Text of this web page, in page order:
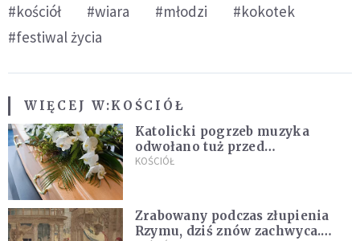
#kościół #wiara #młodzi
#kokotek
#festiwal życia
WIĘCEJ W:KOŚCIÓŁ
Katolicki pogrzeb muzyka
odwołano tuż przed
uroczystością. Powodem była
KOŚCIÓŁ
Zrabowany podczas złupienia
Rzymu, dziś znów zachwyca.